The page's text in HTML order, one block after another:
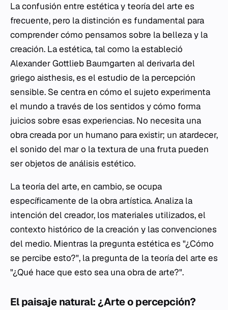
La confusión entre estética y teoría del arte es
frecuente, pero la distinción es fundamental para
comprender cómo pensamos sobre la belleza y la
creación. La estética, tal como la estableció
Alexander Gottlieb Baumgarten al derivarla del
griego aisthesis, es el estudio de la percepción
sensible. Se centra en cómo el sujeto experimenta
el mundo a través de los sentidos y cómo forma
juicios sobre esas experiencias. No necesita una
obra creada por un humano para existir; un atardecer,
el sonido del mar o la textura de una fruta pueden
ser objetos de análisis estético.
La teoría del arte, en cambio, se ocupa
específicamente de la obra artística. Analiza la
intención del creador, los materiales utilizados, el
contexto histórico de la creación y las convenciones
del medio. Mientras la pregunta estética es "¿Cómo
se percibe esto?", la pregunta de la teoría del arte es
"¿Qué hace que esto sea una obra de arte?".
El paisaje natural: ¿Arte o percepción?